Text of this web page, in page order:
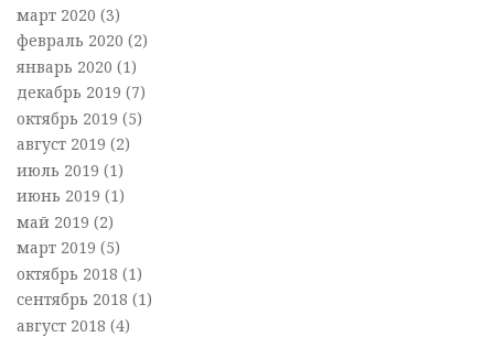
март 2020 (3)
февраль 2020 (2)
январь 2020 (1)
декабрь 2019 (7)
октябрь 2019 (5)
август 2019 (2)
июль 2019 (1)
июнь 2019 (1)
май 2019 (2)
март 2019 (5)
октябрь 2018 (1)
сентябрь 2018 (1)
август 2018 (4)